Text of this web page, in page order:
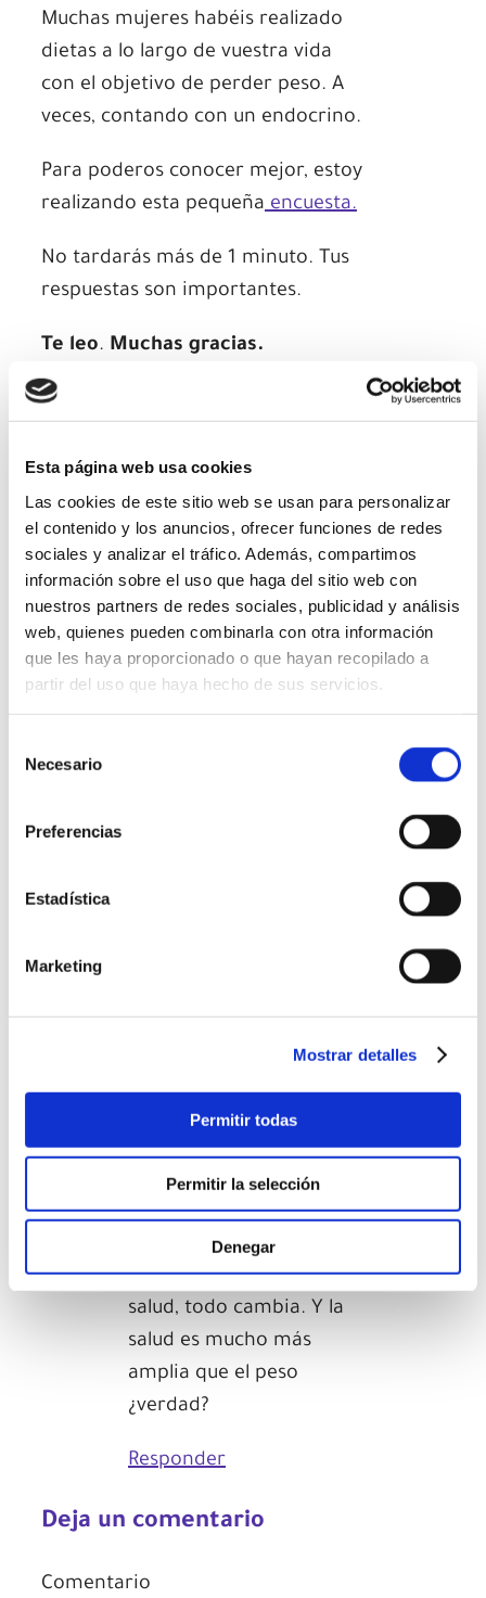
Esta página web usa cookies
Las cookies de este sitio web se usan para personalizar
el contenido y los anuncios, ofrecer funciones de redes
sociales y analizar el tráfico. Además, compartimos
información sobre el uso que haga del sitio web con
nuestros partners de redes sociales, publicidad y análisis
web, quienes pueden combinarla con otra información
que les haya proporcionado o que hayan recopilado a
partir del uso que haya hecho de sus servicios.
Necesario
Preferencias
Estadística
Marketing
Mostrar detalles
Permitir todas
Permitir la selección
Denegar
Muchas mujeres habéis realizado
dietas a lo largo de vuestra vida
con el objetivo de perder peso. A
veces, contando con un endocrino.
Para poderos conocer mejor, estoy
realizando esta pequeña encuesta.
No tardarás más de 1 minuto. Tus
respuestas son importantes.
Te leo. Muchas gracias.
Comparte...
2 comentarios en «Si eres
mujer y has hecho dietas…»
dominga rodriguez
Ya he dejado de hacer dietas,
ligero. Pero no bajo, me
Belén Silveira
14/02/2022 a las 12:56
Cambiando el foco del
número que marca la
báscula a lo que ganas en
salud, todo cambia. Y la
salud es mucho más
amplia que el peso
¿verdad?
Responder
Deja un comentario
Comentario